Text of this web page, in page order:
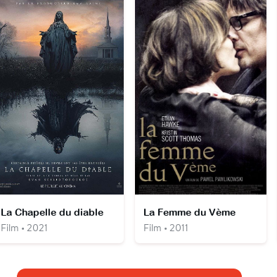
La Chapelle du diable
Film • 2021
La Femme du Vème
Film • 2011